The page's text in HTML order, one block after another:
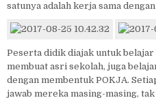
satunya adalah kerja sama
Peserta didik diajak untuk
membuat asri sekolah, juga
dengan membentuk POKJA.
jawab mereka masing-masing,